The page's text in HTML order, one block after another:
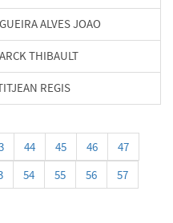
ALVES JOAO
THIBAULT
REGIS
44 45 46
47
54 55 56
57